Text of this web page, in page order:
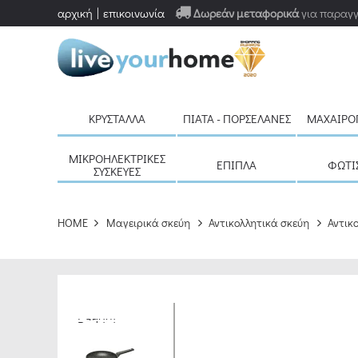
Δωρεάν μεταφορικάγια
αρχική επικοινωνία
ΚΡΎΣΤΑΛΛΑ ΠΙΆΤΑ - ΠΟΡΣΕΛΆΝΕΣ
ΜΙΚΡΟΗΛΕΚΤΡΙΚΈΣ
ΣΥΣΚΕΥΈΣ
ΈΠΙΠΛΑ
HOME Μαγειρικά σκεύη Αντικολλητικά σκεύη